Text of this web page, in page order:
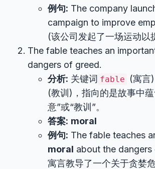
例句: The company
campaign to improve
(该公司发起了一场运动以
The fable teaches an
dangers of greed.
分析: 关键词 fable (寓言
(教训)，指向的是故事中
意”或“教训”。
答案: moral
例句: The fable teaches
moral about the dangers
寓言教导了一个关于贪婪